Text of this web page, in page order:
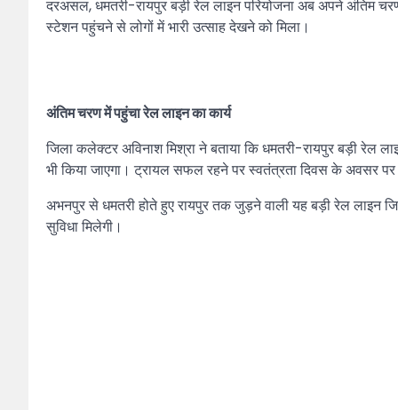
दरअसल, धमतरी-रायपुर बड़ी रेल लाइन परियोजना अब अपने अंतिम
स्टेशन पहुंचने से लोगों में भारी उत्साह देखने को मिला।
अंतिम चरण में पहुंचा रेल लाइन का कार्य
जिला कलेक्टर अविनाश मिश्रा ने बताया कि धमतरी-रायपुर बड़ी रेल
भी किया जाएगा। ट्रायल सफल रहने पर स्वतंत्रता दिवस के अवसर
अभनपुर से धमतरी होते हुए रायपुर तक जुड़ने वाली यह बड़ी रेल लाइन
सुविधा मिलेगी।